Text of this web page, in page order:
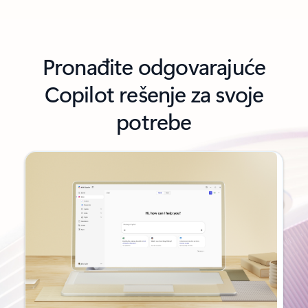
Pronađite odgovarajuće
Copilot rešenje za svoje
potrebe